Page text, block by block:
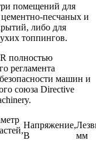
помещений для
песчаных и
либо для
топпингов.
полностью
регламента
машин и
союза Directive
Напряжение,
В
мм